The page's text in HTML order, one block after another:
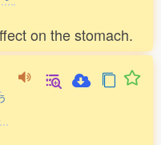
on the stomach.